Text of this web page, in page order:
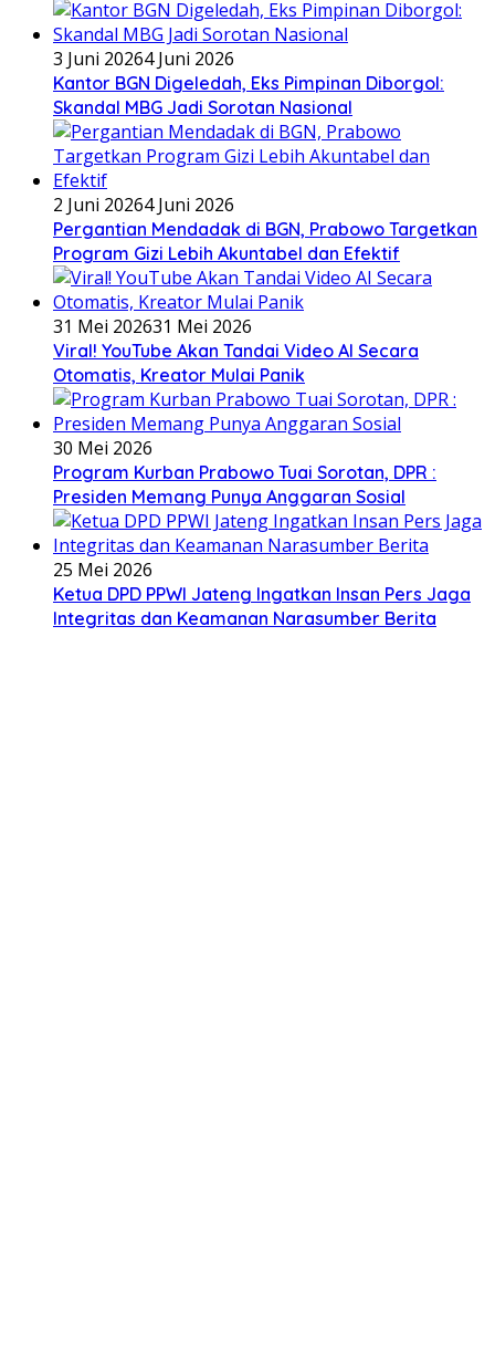
3 Juni 20264 Juni 2026
Kantor BGN Digeledah, Eks Pimpinan Diborgol:
Skandal MBG Jadi Sorotan Nasional
2 Juni 20264 Juni 2026
Pergantian Mendadak di BGN, Prabowo Targetkan
Program Gizi Lebih Akuntabel dan Efektif
31 Mei 202631 Mei 2026
Viral! YouTube Akan Tandai Video AI Secara
Otomatis, Kreator Mulai Panik
30 Mei 2026
Program Kurban Prabowo Tuai Sorotan, DPR :
Presiden Memang Punya Anggaran Sosial
25 Mei 2026
Ketua DPD PPWI Jateng Ingatkan Insan Pers Jaga
Integritas dan Keamanan Narasumber Berita